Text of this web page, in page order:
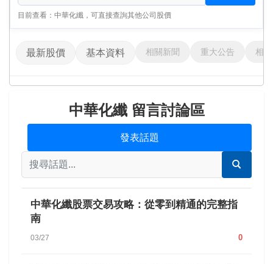
目前查看：中華化纖，可直接查詢其他公司股價
最新股價 基本資料 相關新聞 重大公告 相
中華化纖 留言討論區
發表話題
中華化纖股票交易攻略：從零到精通的完整指
南
03/27 0